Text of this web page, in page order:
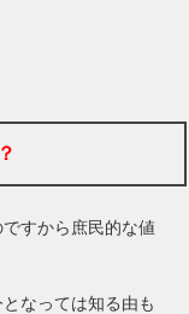
すから庶民的な値
なっては知る由も